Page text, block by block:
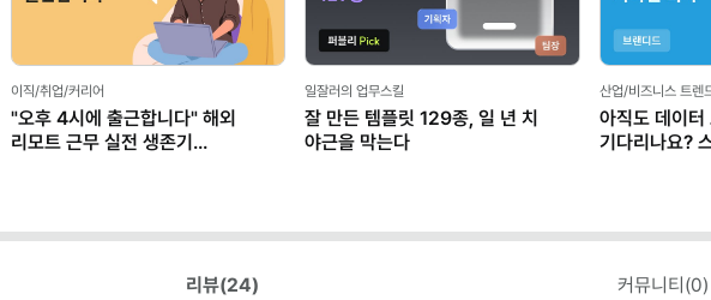
이직/취업/커리어
"오후 4시에 출근합니다" 해외
리모트 근무 실전 생존기
일잘러의 업무스킬
잘 만든 템플릿 129종, 일 년 치
야근을 막는다
산업/비즈니스 트렌
아직도 데이터
기다리나요?
리뷰(24) 커뮤니티(0)